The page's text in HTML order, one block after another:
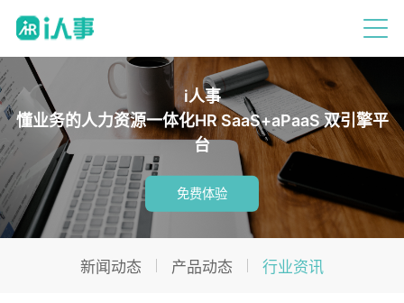
i人事
懂业务的人力资源一体化HR SaaS+aPaaS 双引擎平
台
免费体验
新闻动态 产品动态 行业资讯